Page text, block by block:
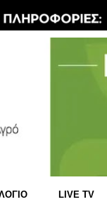
LIVE TV